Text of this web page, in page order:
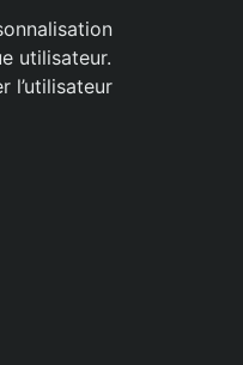
utilisateur.
l’utilisateur